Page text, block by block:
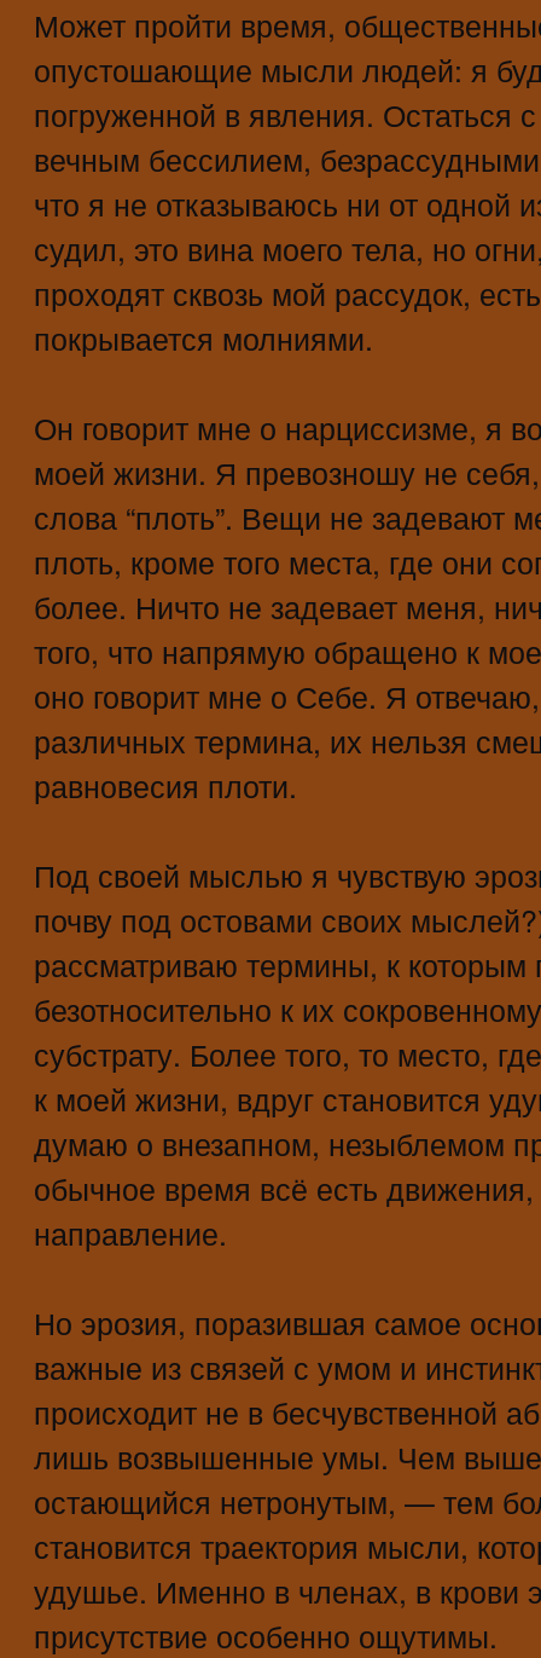
Может пройти время,
опустошающие мысли людей: я
погруженной в явления. Остаться
вечным бессилием,
что я не отказываюсь ни от одной
судил, это вина моего тела, но
проходят сквозь мой рассудок,
покрывается молниями.
Он говорит мне о нарциссизме, я
моей жизни. Я превозношу не
слова “плоть”. Вещи не задевают
плоть, кроме того места, где они
более. Ничто не задевает меня,
того, что напрямую обращено к
оно говорит мне о Себе. Я
различных термина, их нельзя
равновесия плоти.
Под своей мыслью я чувствую
почву под остовами своих
рассматриваю термины, к которым
безотносительно к их
субстрату. Более того, то место,
к моей жизни, вдруг становится
думаю о внезапном, незыблемом
обычное время всё есть
направление.
Но эрозия, поразившая самое
важные из связей с умом и
происходит не в бесчувственной
лишь возвышенные умы. Чем выше
остающийся нетронутым, — тем
становится траектория мысли,
удушье. Именно в членах, в крови
присутствие особенно ощутимы.